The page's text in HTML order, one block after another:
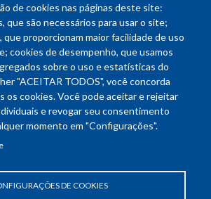
de cookies nas páginas deste site:
que são necessários para usar o site;
proporcionam maior facilidade de uso
cookies de desempenho, que usamos
sobre o uso e estatísticas do
"ACEITAR TODOS", você concorda
os cookies. Você pode aceitar e rejeitar
e revogar seu consentimento
momento em "Configurações".
DE COOKIES
SEPN 508, Bloco A
541 - Brasília-DF
das 8h30 às 18h30